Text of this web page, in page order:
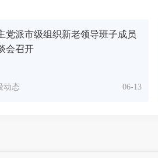
党派市级组织新老领导班子成员
会召开
06-13
动态